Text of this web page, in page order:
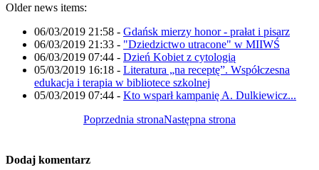
Older news items:
06/03/2019 21:58 - Gdańsk mierzy honor - prałat i pisarz
06/03/2019 21:33 - "Dziedzictwo utracone" w MIIWŚ
06/03/2019 07:44 - Dzień Kobiet z cytologią
05/03/2019 16:18 - Literatura „na receptę”. Współczesna
edukacja i terapia w bibliotece szkolnej
05/03/2019 07:44 - Kto wsparł kampanię A. Dulkiewicz...
Poprzednia stronaNastępna strona
Dodaj komentarz